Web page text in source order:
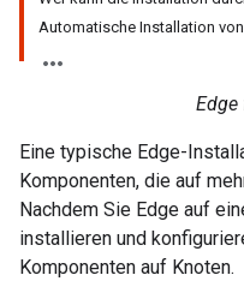
Automatische Installation
Edge
Eine typische Edge-
Komponenten, die auf
Nachdem Sie Edge auf
installieren und
Komponenten auf Knoten.